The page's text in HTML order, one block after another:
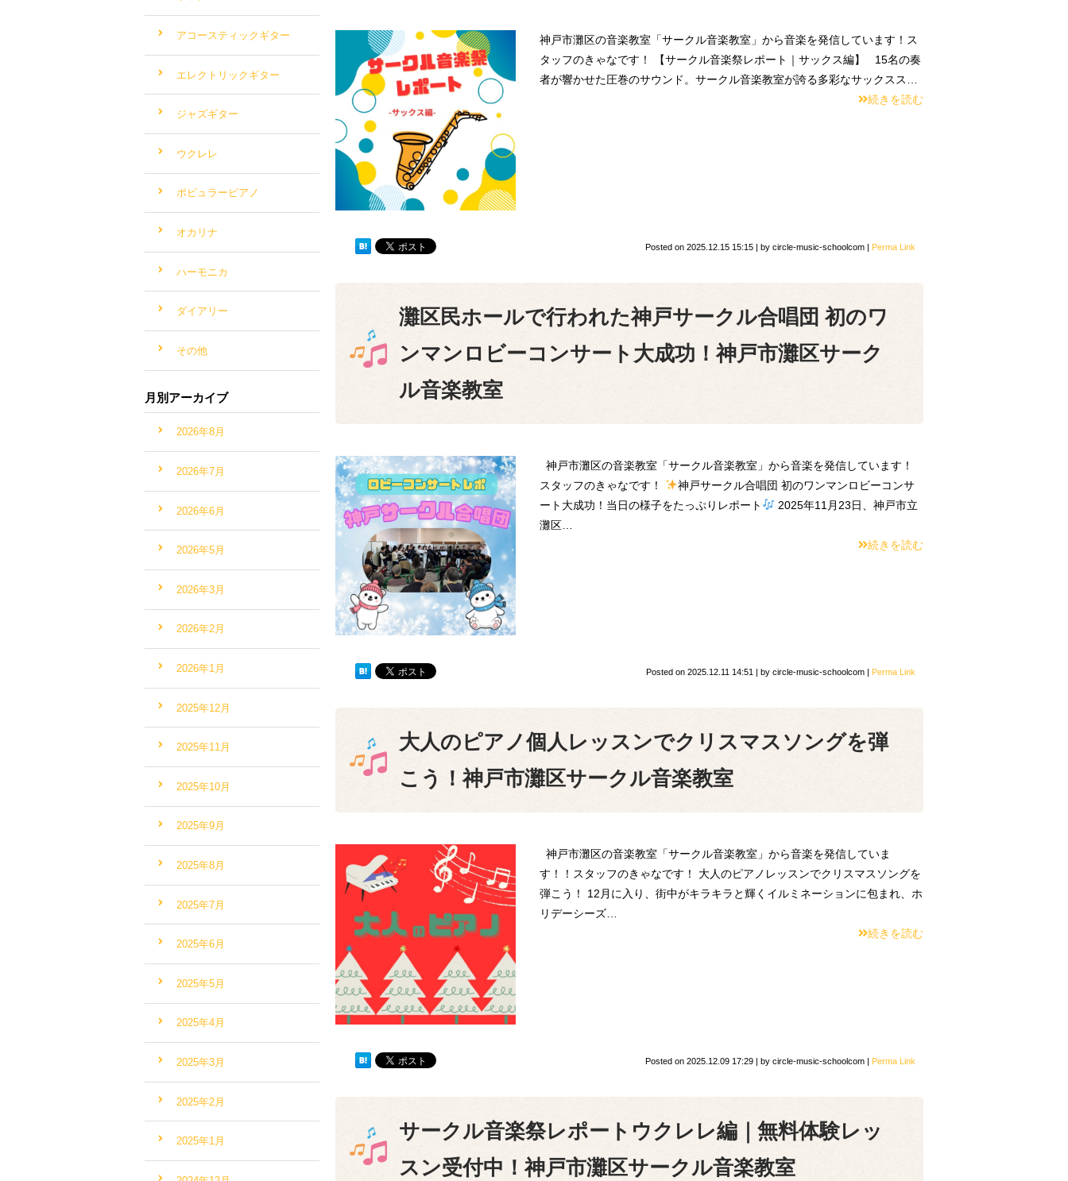
神戸市灘区の音楽教室「サークル音楽教室」から音楽を発信しています！ス
タッフのきゃなです！ 【サークル音楽祭レポート｜サックス編】 15名の奏
者が響かせた圧巻のサウンド。サークル音楽教室が誇る多彩なサックスス…
続きを読む
Posted on 2025.12.15 15:15 | by circle-music-schoolcom | Perma Link
灘区民ホールで行われた神戸サークル合唱団 初のワ
ンマンロビーコンサート大成功！神戸市灘区サーク
ル音楽教室
神戸市灘区の音楽教室「サークル音楽教室」から音楽を発信しています！
スタッフのきゃなです！
神戸サークル合唱団 初のワンマンロビーコンサ
ート大成功！当日の様子をたっぷりレポート
2025年11月23日、神戸市立
灘区…
続きを読む
Posted on 2025.12.11 14:51 by circle-music-schoolcom Perma Link
大人のピアノ個人レッスンでクリスマスソングを弾
こう！神戸市灘区サークル音楽教室
神戸市灘区の音楽教室「サークル音楽教室」から音楽を発信していま
す！！スタッフのきゃなです！ 大人のピアノレッスンでクリスマスソングを
弾こう！ 12月に入り、街中がキラキラと輝くイルミネーションに包まれ、ホ
リデーシーズ…
続きを読む
Posted on 2025.12.09 17:29 | by circle-music-schoolcom | Perma Link
サークル音楽祭レポートウクレレ編｜無料体験レッ
スン受付中！神戸市灘区サークル音楽教室
アコースティックギター
エレクトリックギター
ジャズギター
ウクレレ
ポピュラーピアノ
オカリナ
ハーモニカ
ダイアリー
その他
月別アーカイブ
2026年8月
2026年7月
2026年6月
2026年5月
2026年3月
2026年2月
2026年1月
2025年12月
2025年11月
2025年10月
2025年9月
2025年8月
2025年7月
2025年6月
2025年5月
2025年4月
2025年3月
2025年2月
2025年1月